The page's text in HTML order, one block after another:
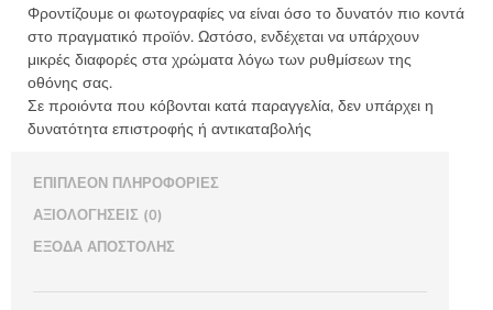
-
Regina
Stitch
8605
ΕΑ
ποσότητα
Φροντίζουμε οι φωτογραφίες να είναι όσο το δυνατόν πιο κοντά
στο πραγματικό προϊόν. Ωστόσο, ενδέχεται να υπάρχουν
μικρές διαφορές στα χρώματα λόγω των ρυθμίσεων της
οθόνης σας.
Σε προιόντα που κόβονται κατά παραγγελία, δεν υπάρχει η
δυνατότητα επιστροφής ή αντικαταβολής
ΕΠΙΠΛΈΟΝ ΠΛΗΡΟΦΟΡΊΕΣ
ΑΞΙΟΛΟΓΉΣΕΙΣ (0)
ΈΞΟΔΑ ΑΠΟΣΤΟΛΉΣ